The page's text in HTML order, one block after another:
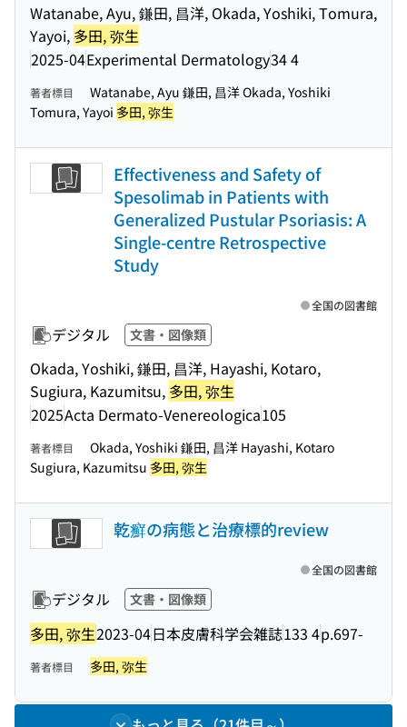
Watanabe, Ayu, 鎌田, 昌洋, Okada, Yoshiki, Tomura,
Yayoi, 多田, 弥生
2025-04Experimental Dermatology34 4
著者標目
Watanabe, Ayu 鎌田, 昌洋 Okada, Yoshiki
Tomura, Yayoi 多田, 弥生
Effectiveness and Safety of
Spesolimab in Patients with
Generalized Pustular Psoriasis: A
Single-centre Retrospective
Study
デジタル 文書・図像類
Okada, Yoshiki, 鎌田, 昌洋, Hayashi, Kotaro,
Sugiura, Kazumitsu, 多田, 弥生
2025Acta Dermato-Venereologica105
全国の図書館
著者標目
Okada, Yoshiki 鎌田, 昌洋 Hayashi, Kotaro
Sugiura, Kazumitsu 多田, 弥生
乾癬の病態と治療標的review
デジタル 文書・図像類
多田, 弥生2023-04日本皮膚科学会雑誌133 4p.697-
全国の図書館
著者標目 多田, 弥生